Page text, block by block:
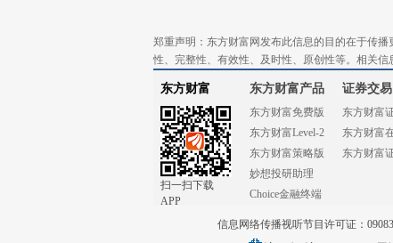
郑重声明：东方财富网发布此信息的目的在于传
性、完整性、有效性、及时性、原创性等。相关
东方财富
扫一扫下载
APP
东方财富产品
东方财富免费版
东方财富Level-2
东方财富策略版
妙想投研助理
Choice金融终端
证券交易
东方财富
东方财富
东方财富
信息网络传播视听节目许可证：